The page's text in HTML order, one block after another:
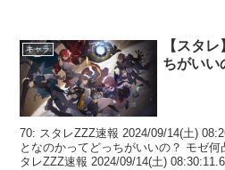
キャラ
【スタ
ちがいい
70: スタレZZZ速報 2024/09/14(土)
となのかってどっちがいいの？ モゼ
タレZZZ速報 2024/09/14(土)